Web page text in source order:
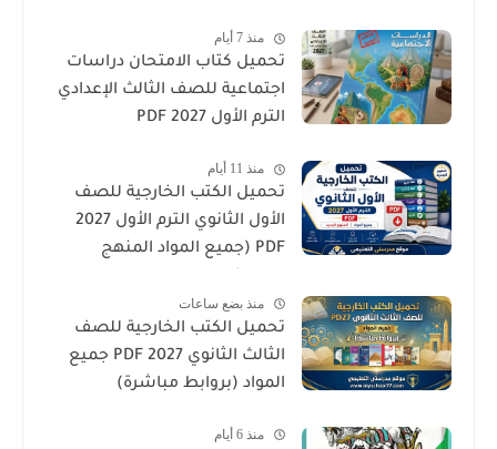
منذ 7 أيام
تحميل كتاب الامتحان دراسات
اجتماعية للصف الثالث الإعدادي
الترم الأول 2027 PDF
منذ 11 أيام
تحميل الكتب الخارجية للصف
الأول الثانوي الترم الأول 2027
PDF (جميع المواد المنهج
منذ بضع ساعات
تحميل الكتب الخارجية للصف
الثالث الثانوي 2027 PDF جميع
المواد (بروابط مباشرة)
منذ 6 أيام